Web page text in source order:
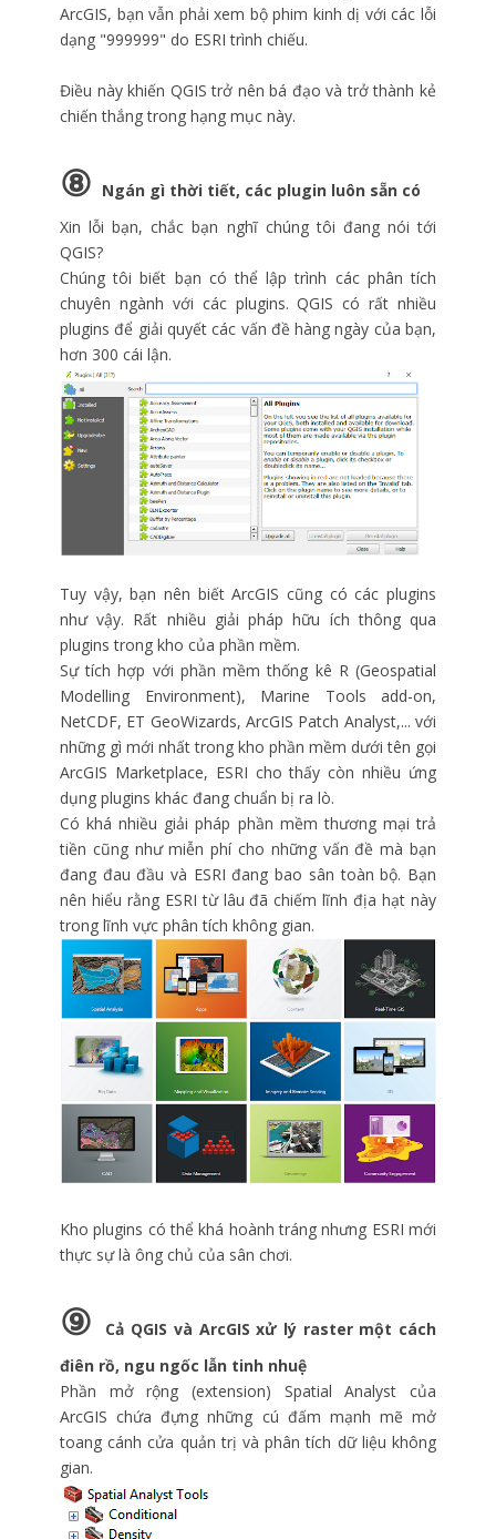
ArcGIS, bạn vẫn phải xem bộ phim kinh dị với các lỗi
dạng "999999" do ESRI trình chiếu.
Điều này khiến QGIS trở nên bá đạo và trở thành kẻ
chiến thắng trong hạng mục này.
⑧ Ngán gì thời tiết, các plugin luôn sẵn có
Xin lỗi bạn, chắc bạn nghĩ chúng tôi đang nói tới
QGIS?
Chúng tôi biết bạn có thể lập trình các phân tích
chuyên ngành với các plugins. QGIS có rất nhiều
plugins để giải quyết các vấn đề hàng ngày của bạn,
hơn 300 cái lận.
Tuy vậy, bạn nên biết ArcGIS cũng có các plugins
như vậy. Rất nhiều giải pháp hữu ích thông qua
plugins trong kho của phần mềm.
Sự tích hợp với phần mềm thống kê R (Geospatial
Modelling Environment), Marine Tools add-on,
NetCDF, ET GeoWizards, ArcGIS Patch Analyst,... với
những gì mới nhất trong kho phần mềm dưới tên gọi
ArcGIS Marketplace, ESRI cho thấy còn nhiều ứng
dụng plugins khác đang chuẩn bị ra lò.
Có khá nhiều giải pháp phần mềm thương mại trả
tiền cũng như miễn phí cho những vấn đề mà bạn
đang đau đầu và ESRI đang bao sân toàn bộ. Bạn
nên hiểu rằng ESRI từ lâu đã chiếm lĩnh địa hạt này
trong lĩnh vực phân tích không gian.
Kho plugins có thể khá hoành tráng nhưng ESRI mới
thực sự là ông chủ của sân chơi.
⑨
Cả QGIS và ArcGIS xử lý raster một cách
điên rồ, ngu ngốc lẫn tinh nhuệ
Phần mở rộng (extension) Spatial Analyst của
ArcGIS chứa đựng những cú đấm mạnh mẽ mở
toang cánh cửa quản trị và phân tích dữ liệu không
gian.